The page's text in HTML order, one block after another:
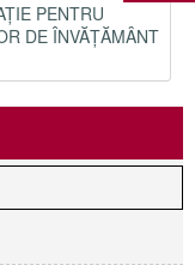
PENTRU
DE ÎNVĂȚĂMÂNT